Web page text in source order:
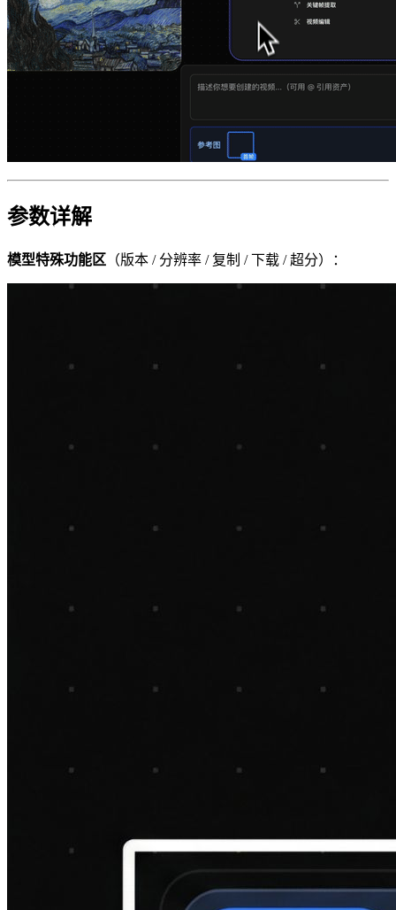
参数详解
模型特殊功能区 （版本 / 分辨率 / 复制 / 下载 / 超分）：